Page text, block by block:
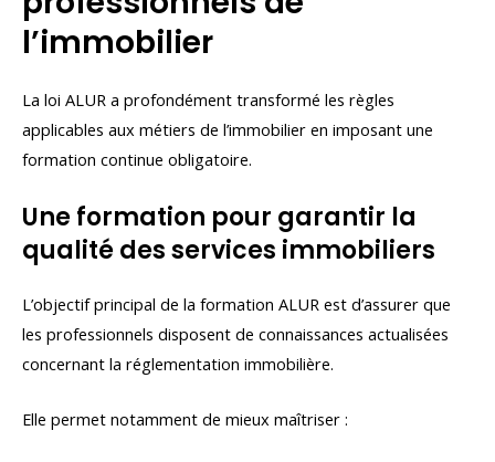
l’immobilier
La loi ALUR a profondément transformé les règles
applicables aux métiers de l’immobilier en imposant une
formation continue obligatoire.
Une formation pour garantir la
qualité des services immobiliers
L’objectif principal de la formation ALUR est d’assurer que
les professionnels disposent de connaissances actualisées
concernant la réglementation immobilière.
Elle permet notamment de mieux maîtriser :